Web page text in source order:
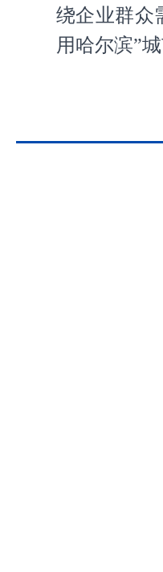
绕企业群众
用哈尔滨”